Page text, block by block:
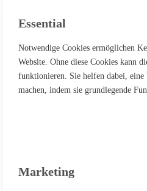
Essential
Notwendige Cookies ermöglichen
Website. Ohne diese Cookies kann
funktionieren. Sie helfen dabei, eine
machen, indem sie grundlegende
Marketing